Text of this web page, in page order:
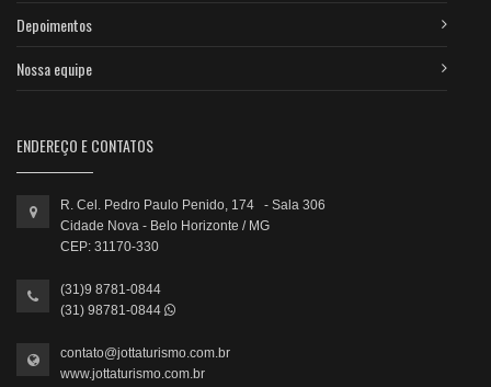
Depoimentos
Nossa equipe
ENDEREÇO E CONTATOS
R. Cel. Pedro Paulo Penido, 174 - Sala 306
Cidade Nova - Belo Horizonte / MG
CEP: 31170-330
(31)9 8781-0844
(31) 98781-0844
contato@jottaturismo.com.br
www.jottaturismo.com.br